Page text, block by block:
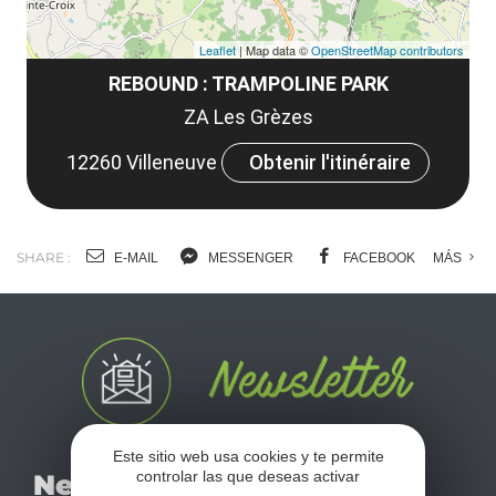
REBOUND : TRAMPOLINE PARK
ZA Les Grèzes
12260 Villeneuve
Obtenir l'itinéraire
Leaflet | Map data ©OpenStreetMap contributors
SHARE : E-MAIL MESSENGER FACEBOOK MÁS
Newsletter
No se pierda nuestro
mensual newsletter y
Este sitio web usa cookies y te permite
controlar las que deseas activar